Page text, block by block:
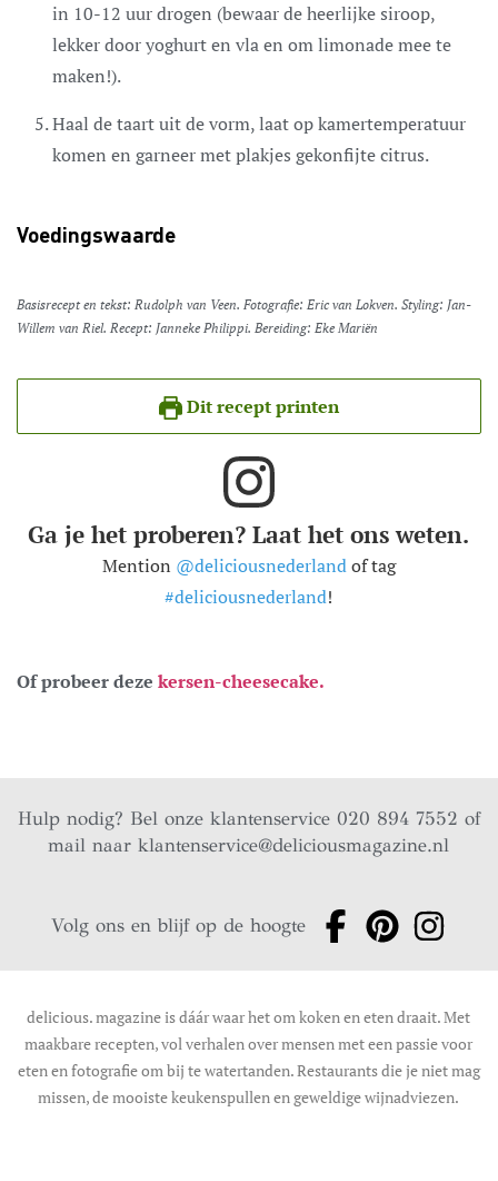
in 10-12 uur drogen (bewaar de heerlijke siroop,
lekker door yoghurt en vla en om limonade mee te
maken!).
Haal de taart uit de vorm, laat op kamertemperatuur
komen en garneer met plakjes gekonfijte citrus.
Voedingswaarde
Basisrecept en tekst: Rudolph van Veen. Fotografie: Eric van Lokven. Styling: Jan-
Willem van Riel. Recept: Janneke Philippi. Bereiding: Eke Mariën
Dit recept printen
Ga je het proberen? Laat het ons weten.
Mention @deliciousnederlandof tag
#deliciousnederland!
Of probeer deze kersen-cheesecake.
Hulp nodig? Bel onze klantenservice 020 894 7552 of
mail naarklantenservice@deliciousmagazine.nl
Volg ons en blijf op de hoogte
delicious. magazine is dáár waar het om koken en eten draait. Met
maakbare recepten, vol verhalen over mensen met een passie voor
eten en fotografie om bij te watertanden. Restaurants die je niet mag
missen, de mooiste keukenspullen en geweldige wijnadviezen.